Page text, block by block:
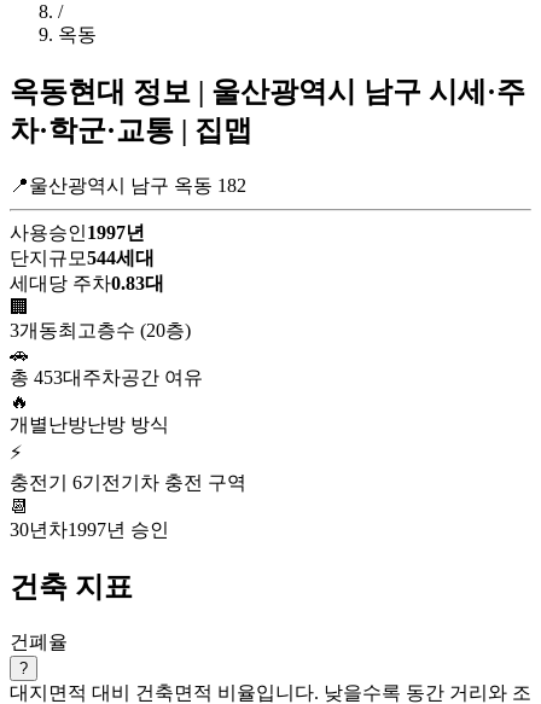
/
옥동
옥동현대 정보 | 울산광역시 남구 시세·주
차·학군·교통 | 집맵
📍울산광역시 남구 옥동 182
사용승인1997년
단지규모544세대
세대당 주차0.83대
🏢
3개동최고층수 (20층)
🚗
총 453대 주차공간 여유
🔥
개별난방난방 방식
⚡
충전기 6기 전기차 충전 구역
📆
30년차1997년 승인
건축 지표
건폐율
?
대지면적 대비 건축면적 비율입니다. 낮을수록 동간 거리와 조